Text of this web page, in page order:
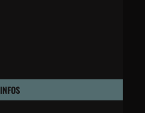
INFOS